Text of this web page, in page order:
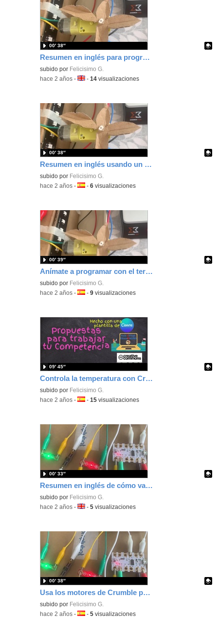
Resumen en inglés para programar con Crumble el termómetro.
Contenido educativo.
subido por Felicisimo G.
00′ 38″
-hace 2 años -Idioma:
-14 visualizaciones
Resumen en inglés usando un termómetro y luces de aviso programado con Crumble
Contenido educativo.
subido por Felicisimo G.
00′ 38″
-hace 2 años -Idioma:
-6 visualizaciones
Anímate a programar con el termómetro de Crumble.
Contenido educativo.
subido por Felicisimo G.
00′ 39″
-hace 2 años -Idioma:
-9 visualizaciones
Controla la temperatura con Crumble con un aviso de luz
Contenido educativo.
subido por Felicisimo G.
09′ 45″
-hace 2 años -Idioma:
-15 visualizaciones
Resumen en inglés de cómo variar la intensidad de luz programando con Crumble
Contenido educativo.
subido por Felicisimo G.
00′ 33″
-hace 2 años -Idioma:
-5 visualizaciones
Usa los motores de Crumble para graduar la intensidad de luz.
Contenido educativo.
subido por Felicisimo G.
00′ 38″
-hace 2 años -Idioma:
-5 visualizaciones